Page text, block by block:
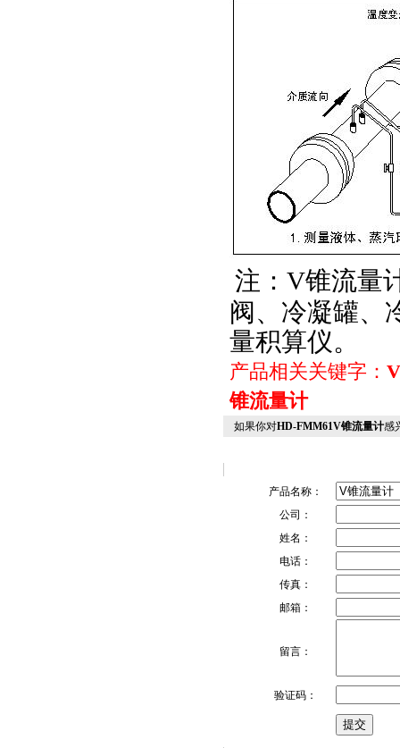
注：V锥流量
阀、冷凝罐、
量积算仪。
产品相关关键字：
锥流量计
如果你对HD-FMM61V锥流量计感
产品名称：
公司：
姓名：
电话：
传真：
邮箱：
留言：
验证码：